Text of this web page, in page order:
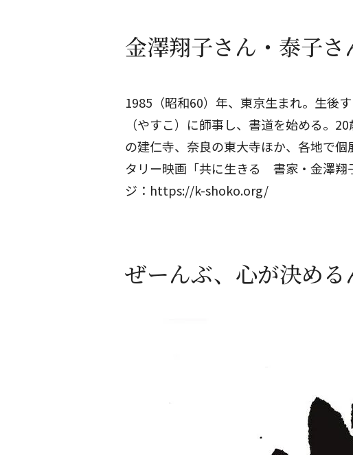
金澤翔子さん・泰子
1985（昭和60）年、東京生まれ。生後
（やすこ）に師事し、書道を始める。
の建仁寺、奈良の東大寺ほか、各地で
タリー映画「共に生きる 書家・金澤翔
ジ： https://k-shoko.org/
ぜーんぶ、心が決める